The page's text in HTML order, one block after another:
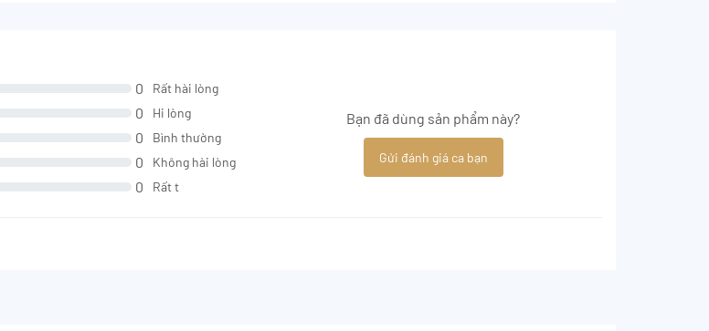
0 Rất hài lòng
0 Hi lòng
0 Bình thường
0 Không hài lòng
0 Rất t
Bạn đã dùng sản phẩm này?
Gửi đánh giá ca bạn